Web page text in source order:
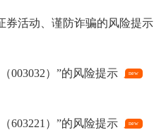
券活动、谨防诈骗的风险提示
003032）”的风险提示 new
603221）”的风险提示 new